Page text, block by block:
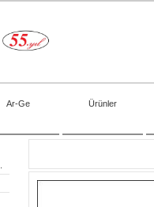
Ar-Ge Ürünler